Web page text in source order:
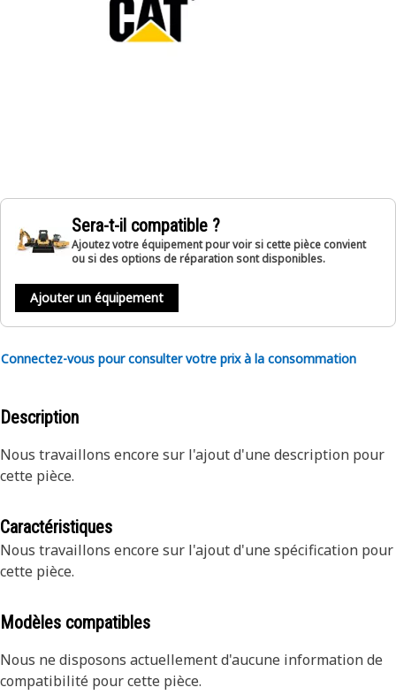
Sera-t-il compatible ?
Ajoutez votre équipement pour voir si cette pièce convient
ou si des options de réparation sont disponibles.
Ajouter un équipement
Connectez-vous pour consulter votre prix à la consommation
Description
Nous travaillons encore sur l'ajout d'une description pour
cette pièce.
Caractéristiques
Nous travaillons encore sur l'ajout d'une spécification pour
cette pièce.
Modèles compatibles
Nous ne disposons actuellement d'aucune information de
compatibilité pour cette pièce.